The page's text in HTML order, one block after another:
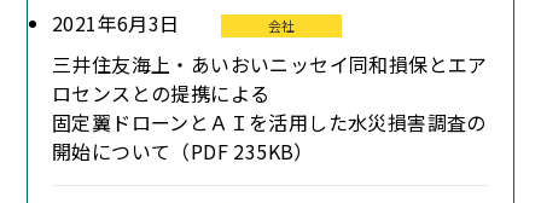
2021年6月3日 会社
三井住友海上・あいおいニッセイ同和損保とエア
ロセンスとの提携による
固定翼ドローンとＡＩを活用した水災損害調査の
開始について（PDF 235KB）